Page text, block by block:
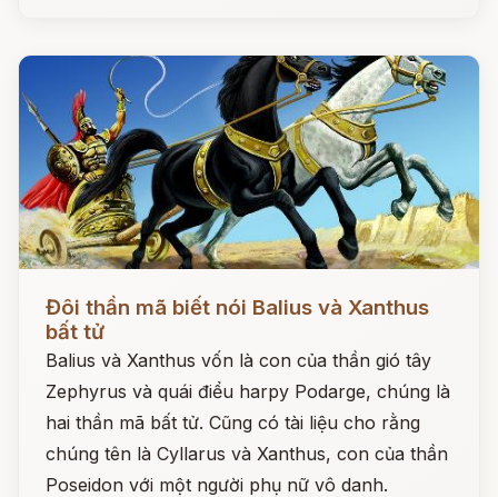
Đôi thần mã biết nói Balius và Xanthus
bất tử
Balius và Xanthus vốn là con của thần gió tây
Zephyrus và quái điểu harpy Podarge, chúng là
hai thần mã bất tử. Cũng có tài liệu cho rằng
chúng tên là Cyllarus và Xanthus, con của thần
Poseidon với một người phụ nữ vô danh.